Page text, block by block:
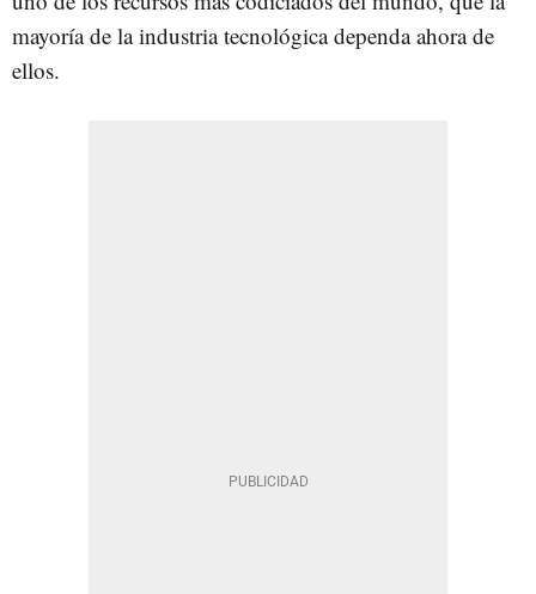
mayoría de la industria tecnológica dependa ahora de
ellos.